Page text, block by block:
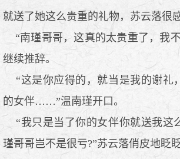
就送了她这么贵重的礼物，苏云落很
“南瑾哥哥，这真的太贵重了，我
继续推辞。
“这是你应得的，就当是我的谢礼
的女伴……”温南瑾开口。
“我只是当了你的女伴你就送我这
瑾哥哥岂不是很亏?”苏云落俏皮地眨眨